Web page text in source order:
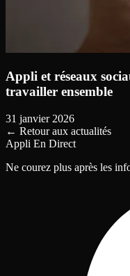
Appli et réseaux
travailler ensemble
31 janvier 2026
← Retour aux actualités
Appli En Direct
Ne courez plus après les